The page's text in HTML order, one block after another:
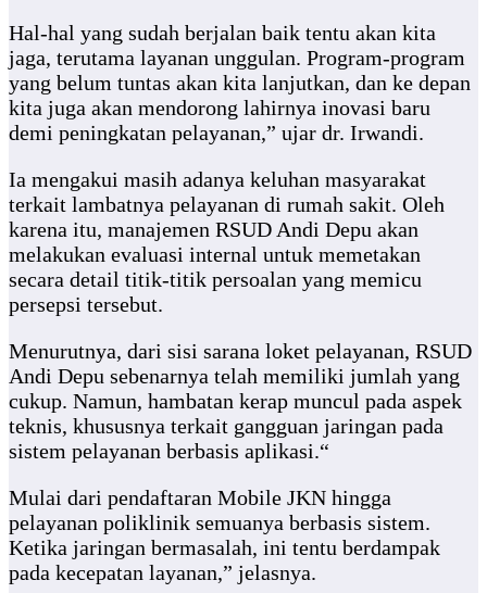
Hal-hal yang sudah berjalan baik tentu akan kita
jaga, terutama layanan unggulan. Program-program
yang belum tuntas akan kita lanjutkan, dan ke depan
kita juga akan mendorong lahirnya inovasi baru
demi peningkatan pelayanan,” ujar dr. Irwandi.
Ia mengakui masih adanya keluhan masyarakat
terkait lambatnya pelayanan di rumah sakit. Oleh
karena itu, manajemen RSUD Andi Depu akan
melakukan evaluasi internal untuk memetakan
secara detail titik-titik persoalan yang memicu
persepsi tersebut.
Menurutnya, dari sisi sarana loket pelayanan, RSUD
Andi Depu sebenarnya telah memiliki jumlah yang
cukup. Namun, hambatan kerap muncul pada aspek
teknis, khususnya terkait gangguan jaringan pada
sistem pelayanan berbasis aplikasi.“
Mulai dari pendaftaran Mobile JKN hingga
pelayanan poliklinik semuanya berbasis sistem.
Ketika jaringan bermasalah, ini tentu berdampak
pada kecepatan layanan,” jelasnya.